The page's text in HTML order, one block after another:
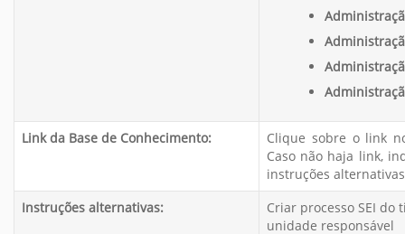
Link da Base de Conhecimento:
Clique sobre o link
Caso não haja link,
instruções
Instruções alternativas:
Criar processo SEI
unidade responsável